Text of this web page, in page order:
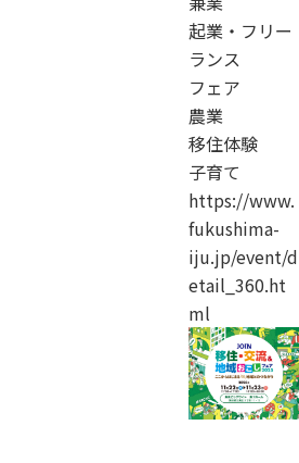
起業・フリー
ランス
フェア
農業
移住体験
子育て
https://www.
fukushima-
iju.jp/event/d
etail_360.ht
ml